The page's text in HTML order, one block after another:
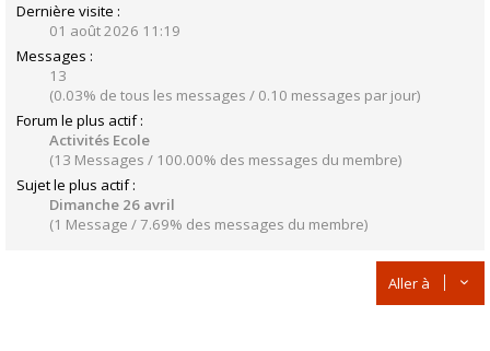
Dernière visite :
01 août 2026 11:19
Messages :
13
(0.03% de tous les messages / 0.10 messages par jour)
Forum le plus actif :
Activités Ecole
(13 Messages / 100.00% des messages du membre)
Sujet le plus actif :
Dimanche 26 avril
(1 Message / 7.69% des messages du membre)
Aller à